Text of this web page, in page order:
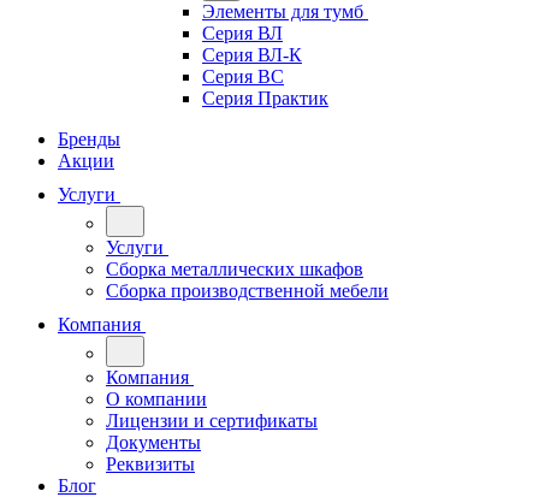
Элементы для тумб
Серия ВЛ
Серия ВЛ-К
Серия ВС
Серия Практик
Бренды
Акции
Услуги
Услуги
Сборка металлических шкафов
Сборка производственной мебели
Компания
Компания
О компании
Лицензии и сертификаты
Документы
Реквизиты
Блог